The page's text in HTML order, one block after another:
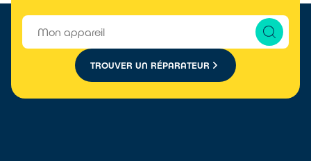
TROUVER UN RÉPARATEUR